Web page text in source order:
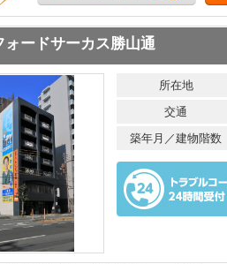
ォードサーカス勝山通
所在地
交通
築年月／建物階数